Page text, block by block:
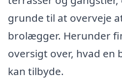
grunde til at overveje
brolægger. Herunder
oversigt over, hvad en
kan tilbyde.